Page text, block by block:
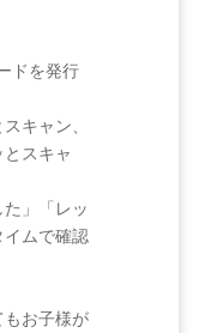
ドを発行
キャン、
スキャ
」「レッ
ムで確認
お子様が